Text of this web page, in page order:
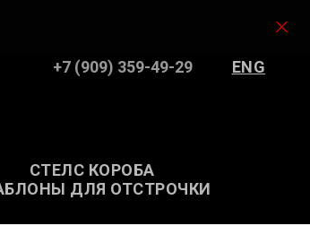
+7 (909) 359-49-29 ENG
СТЕЛС КОРОБА
ДЛЯ ОТСТРОЧКИ